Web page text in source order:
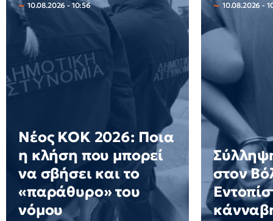
10.08.2026 - 10:56
Νέος ΚΟΚ 2026: Ποια
η κλήση που μπορεί
να σβήσει και το
«παράθυρο» του
νόμου
10.08.2026 -
στον